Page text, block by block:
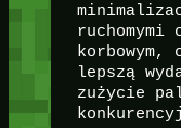
ruchomymi
lepszą
zużycie